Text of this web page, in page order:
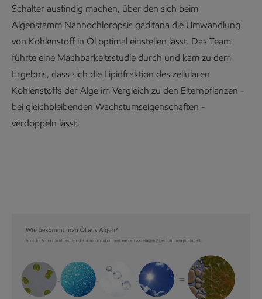
Schalter ausfindig machen, über den sich beim
Algenstamm Nannochloropsis gaditana die Umwandlung
von Kohlenstoff in Öl optimal einstellen lässt. Das Team
führte eine Machbarkeitsstudie durch und kam zu dem
Ergebnis, dass sich die Lipidfraktion des zellularen
Kohlenstoffs der Alge im Vergleich zu den Elternpflanzen -
bei gleichbleibenden Wachstumseigenschaften -
verdoppeln lässt.